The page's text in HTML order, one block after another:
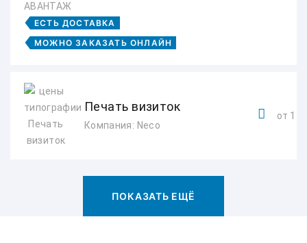
АВАНТАЖ
ЕСТЬ ДОСТАВКА
МОЖНО ЗАКАЗАТЬ ОНЛАЙН
Печать визиток
Компания: Neco
от 1
ПОКАЗАТЬ ЕЩЁ